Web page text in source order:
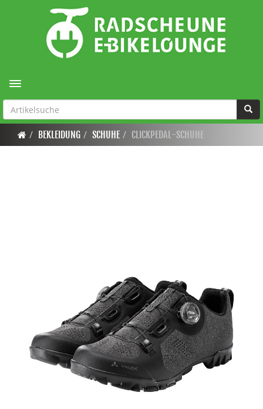
Toggle navigation
BEKLEIDUNG SCHUHE CLICKPEDAL-SCHUHE